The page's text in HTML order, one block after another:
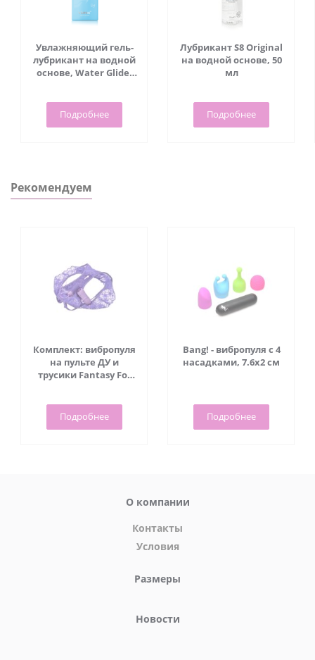
Увлажняющий гель-
лубрикант на водной
основе, Water Glide,
Подробнее
Лубрикант S8 Original
на водной основе, 50
мл
Подробнее
Рекомендуем
Комплект: вибропуля
на пульте ДУ и
трусики Fantasy For
Подробнее
Bang! - вибропуля с 4
насадками, 7.6х2 см
Подробнее
О компании
Контакты
Условия
Размеры
Новости